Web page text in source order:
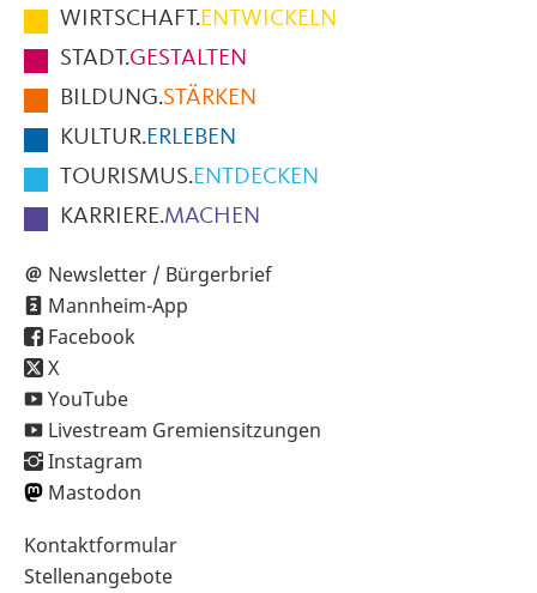
im
Fußbereich
der
Seite
WIRTSCHAFT.ENTWICKELN
STADT.GESTALTEN
BILDUNG.STÄRKEN
KULTUR.ERLEBEN
TOURISMUS.ENTDECKEN
KARRIERE.MACHEN
Newsletter / Bürgerbrief
Mannheim-App
Facebook
X
YouTube
Livestream Gremiensitzungen
Instagram
Mastodon
Sekundärnavigation
im
Kontaktformular
Stellenangebote